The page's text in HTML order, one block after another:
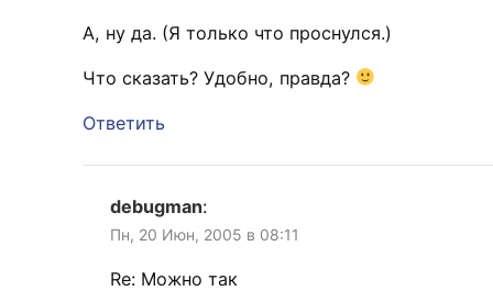
А, ну да. (Я только что проснулся.)
Что сказать? Удобно, правда?
Ответить
debugman:
Пн, 20 Июн, 2005 в 08:11
Re: Можно так